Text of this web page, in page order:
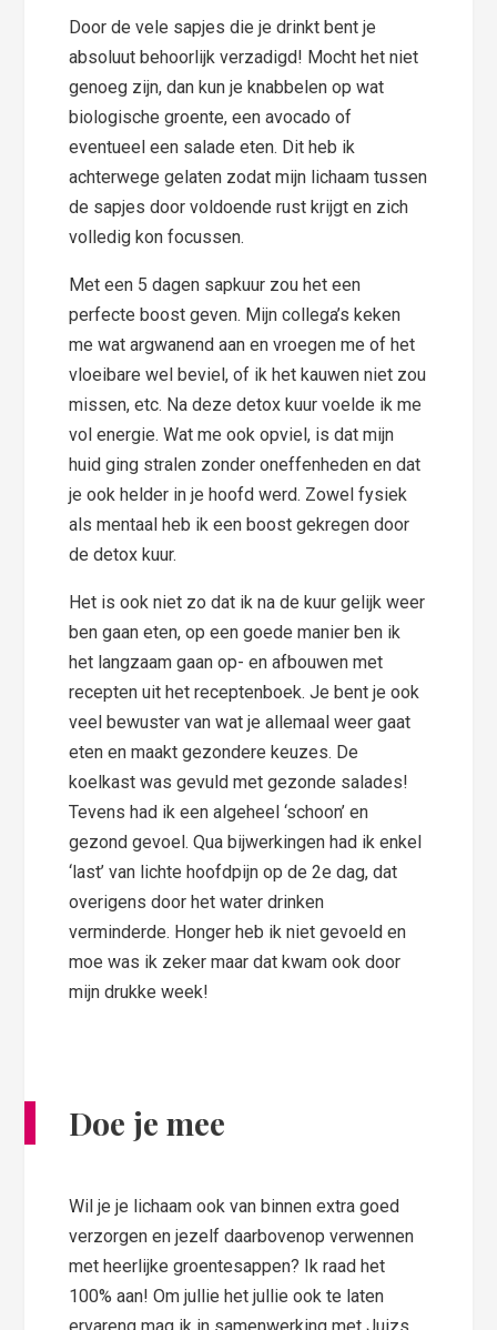
Door de vele sapjes die je drinkt bent je
absoluut behoorlijk verzadigd! Mocht het niet
genoeg zijn, dan kun je knabbelen op wat
biologische groente, een avocado of
eventueel een salade eten. Dit heb ik
achterwege gelaten zodat mijn lichaam tussen
de sapjes door voldoende rust krijgt en zich
volledig kon focussen.
Met een 5 dagen sapkuur zou het een
perfecte boost geven. Mijn collega’s keken
me wat argwanend aan en vroegen me of het
vloeibare wel beviel, of ik het kauwen niet zou
missen, etc. Na deze detox kuur voelde ik me
vol energie. Wat me ook opviel, is dat mijn
huid ging stralen zonder oneffenheden en dat
je ook helder in je hoofd werd. Zowel fysiek
als mentaal heb ik een boost gekregen door
de detox kuur.
Het is ook niet zo dat ik na de kuur gelijk weer
ben gaan eten, op een goede manier ben ik
het langzaam gaan op- en afbouwen met
recepten uit het receptenboek. Je bent je ook
veel bewuster van wat je allemaal weer gaat
eten en maakt gezondere keuzes. De
koelkast was gevuld met gezonde salades!
Tevens had ik een algeheel ‘schoon’ en
gezond gevoel. Qua bijwerkingen had ik enkel
‘last’ van lichte hoofdpijn op de 2e dag, dat
overigens door het water drinken
verminderde. Honger heb ik niet gevoeld en
moe was ik zeker maar dat kwam ook door
mijn drukke week!
Doe je mee
Wil je je lichaam ook van binnen extra goed
verzorgen en jezelf daarbovenop verwennen
met heerlijke groentesappen? Ik raad het
100% aan! Om jullie het jullie ook te laten